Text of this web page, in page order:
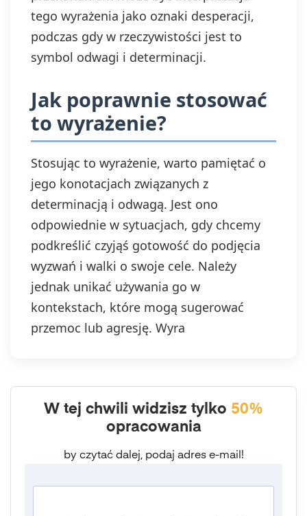
tego wyrażenia jako oznaki desperacji,
podczas gdy w rzeczywistości jest to
symbol odwagi i determinacji.
Jak poprawnie stosować
to wyrażenie?
Stosując to wyrażenie, warto pamiętać o
jego konotacjach związanych z
determinacją i odwagą. Jest ono
odpowiednie w sytuacjach, gdy chcemy
podkreślić czyjąś gotowość do podjęcia
wyzwań i walki o swoje cele. Należy
jednak unikać używania go w
kontekstach, które mogą sugerować
przemoc lub agresję. Wyra
W tej chwili widzisz tylko 50%
opracowania
by czytać dalej, podaj adres e-mail!